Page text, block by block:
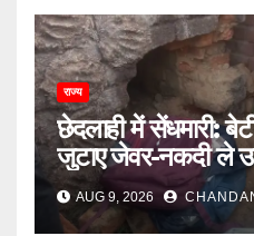
राज्य
छेदलाही में सेंधमारी:
जुटाए जेवर-नकदी ले
कोहराम
AUG 9, 2026